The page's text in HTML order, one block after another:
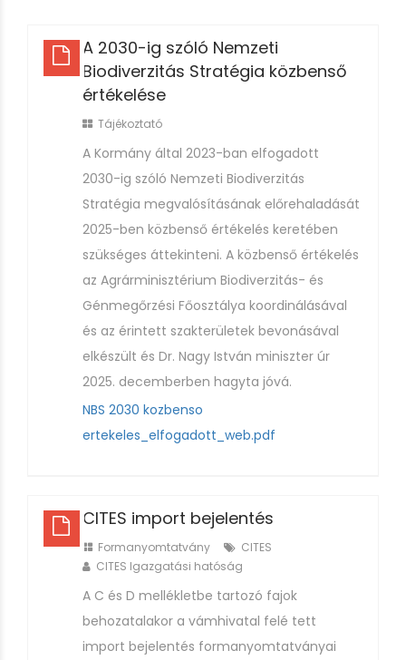
A 2030-ig szóló Nemzeti
Biodiverzitás Stratégia közbenső
értékelése
Tájékoztató
A Kormány által 2023-ban elfogadott
2030-ig szóló Nemzeti Biodiverzitás
Stratégia megvalósításának előrehaladását
2025-ben közbenső értékelés keretében
szükséges áttekinteni. A közbenső értékelés
az Agrárminisztérium Biodiverzitás- és
Génmegőrzési Főosztálya koordinálásával
és az érintett szakterületek bevonásával
elkészült és Dr. Nagy István miniszter úr
2025. decemberben hagyta jóvá.
NBS 2030 kozbenso
ertekeles_elfogadott_web.pdf
CITES import bejelentés
Formanyomtatvány
CITES
CITES Igazgatási hatóság
A C és D mellékletbe tartozó fajok
behozatalakor a vámhivatal felé tett
import bejelentés formanyomtatványai